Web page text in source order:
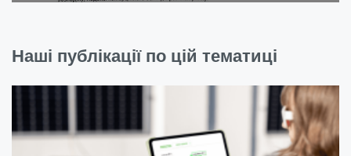
Наші публікації по цій тематиці